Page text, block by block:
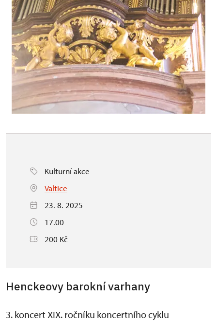
Kulturní akce
Valtice
23. 8. 2025
17.00
200 Kč
Henckeovy barokní varhany
3. koncert XIX. ročníku koncertního cyklu